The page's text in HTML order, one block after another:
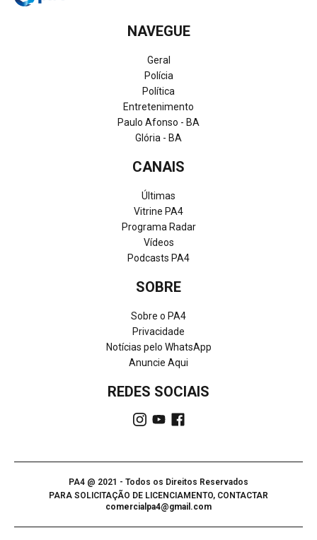
NAVEGUE
Geral
Polícia
Política
Entretenimento
Paulo Afonso - BA
Glória - BA
CANAIS
Últimas
Vitrine PA4
Programa Radar
Vídeos
Podcasts PA4
SOBRE
Sobre o PA4
Privacidade
Notícias pelo WhatsApp
Anuncie Aqui
REDES SOCIAIS
PA4 @ 2021 - Todos os Direitos Reservados
PARA SOLICITAÇÃO DE LICENCIAMENTO, CONTACTAR
comercialpa4@gmail.com